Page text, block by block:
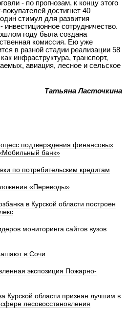
- по прогнозам, к концу этого
достигнет 40
стимул для развития
инвестиционное сотрудничество.
году была создана
комиссия. Ею уже
в разной стадии реализации 58
инфраструктура, транспорт,
авиация, лесное и сельское
Татьяна Ласточкина
подтверждения финансовых
банк»
по потребительским кредитам
«Переводы»
в Курской области построен
мониторинга сайтов вузов
в Сочи
экспозиция Пожарно-
Курской области признан лучшим в
лесовосстановления